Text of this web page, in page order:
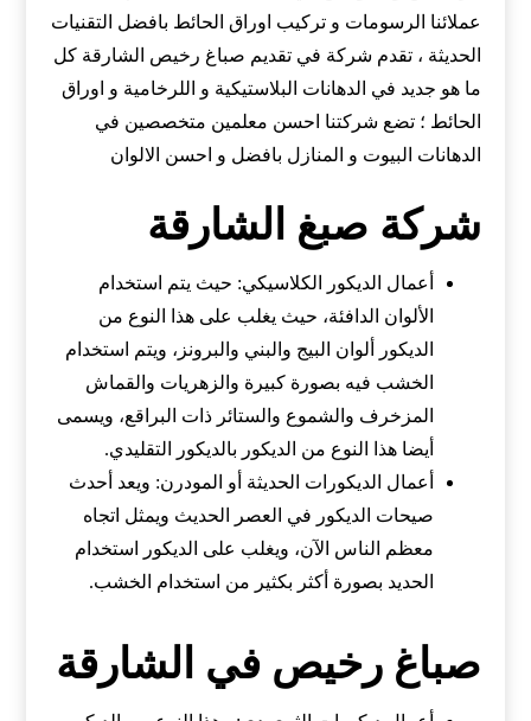
عملائنا الرسومات و تركيب اوراق الحائط بافضل التقنيات
الحديثة ، تقدم شركة في تقديم صباغ رخيص الشارقة كل
ما هو جديد في الدهانات البلاستيكية و اللرخامية و اوراق
الحائط ؛ تضع شركتنا احسن معلمين متخصصين في
الدهانات البيوت و المنازل بافضل و احسن الالوان
شركة صبغ الشارقة
أعمال الديكور الكلاسيكي: حيث يتم استخدام
الألوان الدافئة، حيث يغلب على هذا النوع من
الديكور ألوان البيج والبني والبرونز، ويتم استخدام
الخشب فيه بصورة كبيرة والزهريات والقماش
المزخرف والشموع والستائر ذات البراقع، ويسمى
أيضا هذا النوع من الديكور بالديكور التقليدي.
أعمال الديكورات الحديثة أو المودرن: ويعد أحدث
صيحات الديكور في العصر الحديث ويمثل اتجاه
معظم الناس الآن، ويغلب على الديكور استخدام
الحديد بصورة أكثر بكثير من استخدام الخشب.
صباغ رخيص في الشارقة